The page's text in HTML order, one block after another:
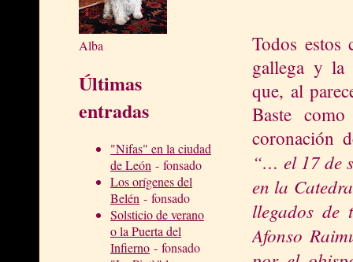
Alba
Últimas
entradas
"Nifas" en la ciudad
de León - fonsado
Los orígenes del
Belén - fonsado
Solsticio de verano
o la Puerta del
Infierno - fonsado
Todos estos
gallega y la
que, al
Baste
coronación
“… el 17 de
en la
llegados de
Afonso